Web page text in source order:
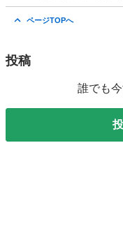
ページTOPへ
投稿
誰でも